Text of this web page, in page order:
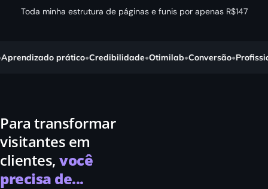
Toda minha estrutura de páginas e funis por apenas R$147
prático•Credibilidade•Otimilab•Conversão•
Para transformar
visitantes em
clientes, você
precisa de...